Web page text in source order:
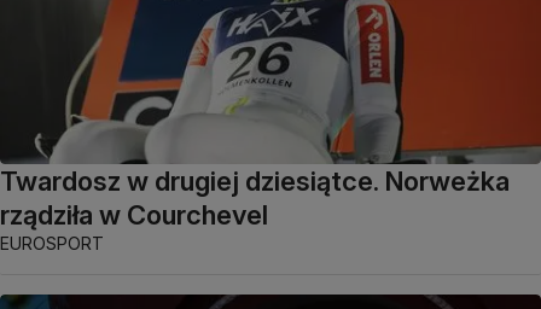
Twardosz w drugiej dziesiątce. Norweżka
rządziła w Courchevel
EUROSPORT